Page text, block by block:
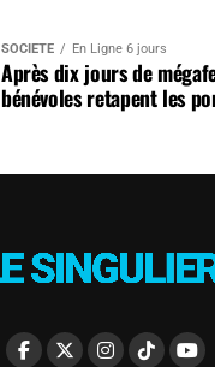
SOCIÉTÉ En Ligne 6 jours
Après dix jours de
bénévoles retapent les